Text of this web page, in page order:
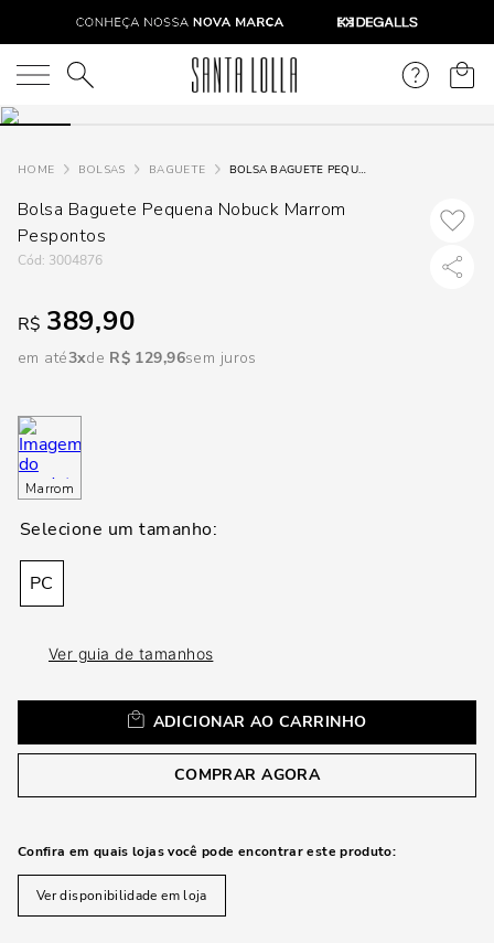
O que você está procurando?
BOLSAS BAGUETE BOLSA BAGUETE PEQUENA NOBUCK MARROM PESPONTOS
Bolsa Baguete Pequena Nobuck Marrom
Pespontos
: 3004876
R$ 389,90
em até3 R$ 129,96sem juros
Marrom
PC
Ver guia de tamanhos
ADICIONAR AO CARRINHO
COMPRAR AGORA
Confira em quais lojas você pode encontrar este produto:
Ver disponibilidade em loja